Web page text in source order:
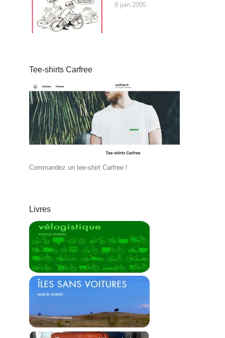
9 juin 2005
Tee-shirts Carfree
Commandez un tee-shirt Carfree !
Livres